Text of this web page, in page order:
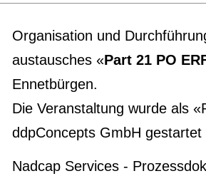
Organisation und
austausches «Part 21 PO
Ennetbürgen.
Die Veranstaltung wurde als
ddpConcepts GmbH
Nadcap Services -